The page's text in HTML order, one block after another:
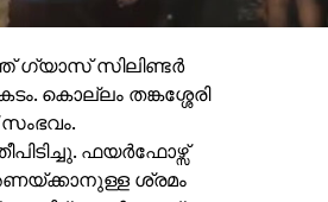
ഗ്യാസ് സിലിണ്ടര്‍
കൊല്ലം തങ്കശ്ശേരി
ഫയര്‍ഫോഴ്സ്
ശ്രമം